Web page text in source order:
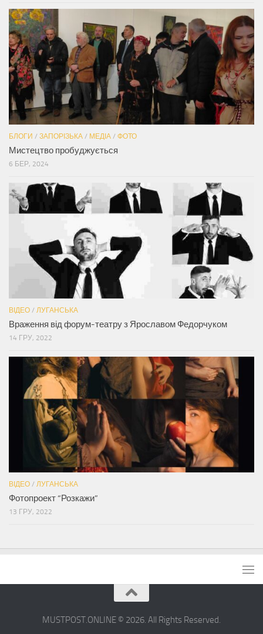
БЛОГИ / ЗАПОРІЗЬКА / МЕДІА / ФОТО
Мистецтво пробуджується
6 БЕР, 2024
ВІДЕО / ЛУГАНСЬКА
Враження від форум-театру з Ярославом Федорчуком
14 ГРУ, 2022
ВІДЕО / ЛУГАНСЬКА
Фотопроект “Розкажи”
13 ГРУ, 2022
MUSTPOST.ONLINE © 2026. All Rights Reserved.